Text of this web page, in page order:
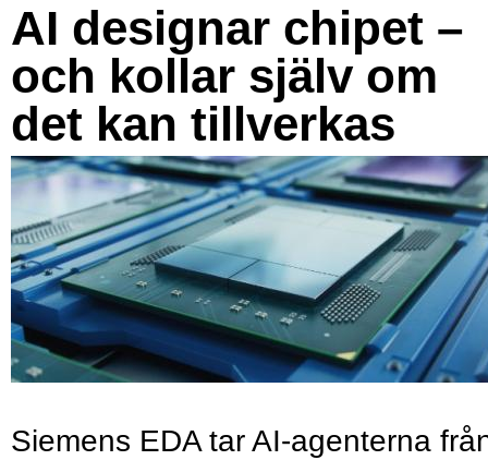
AI designar chipet –
och kollar själv om
det kan tillverkas
Siemens EDA tar AI-agenterna